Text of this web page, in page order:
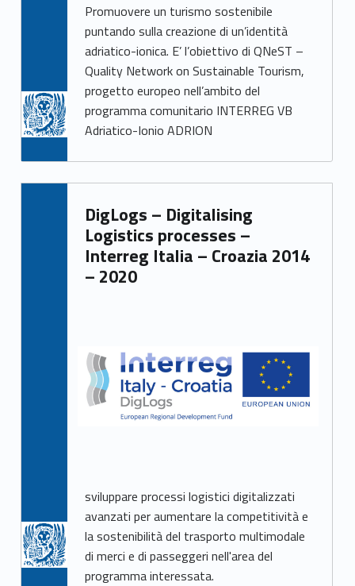
Promuovere un turismo sostenibile
puntando sulla creazione di un’identità
adriatico-ionica. E’ l’obiettivo di QNeST –
Quality Network on Sustainable Tourism,
progetto europeo nell’ambito del
programma comunitario INTERREG VB
Adriatico-Ionio ADRION
DigLogs – Digitalising
Logistics processes –
Interreg Italia – Croazia 2014
– 2020
sviluppare processi logistici digitalizzati
avanzati per aumentare la competitività e
la sostenibilità del trasporto multimodale
di merci e di passeggeri nell'area del
programma interessata.